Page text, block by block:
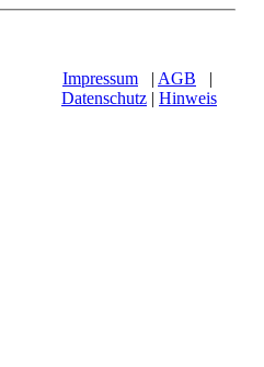
Impressum | AGB
|
Datenschutz | Hinweis